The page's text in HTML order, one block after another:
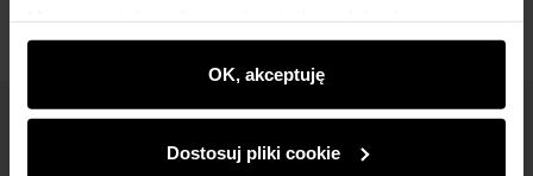
wyświetlać im dopasowane do ich preferencji treści,
rekomendacje oraz komunikaty reklamowe informujące o
najnowszych promocjach w e-sklepie. Informacje o tym,
partnerom społecznościowym, reklamowym i
OK, akceptuję
Dostosuj pliki cookie
Newsletter